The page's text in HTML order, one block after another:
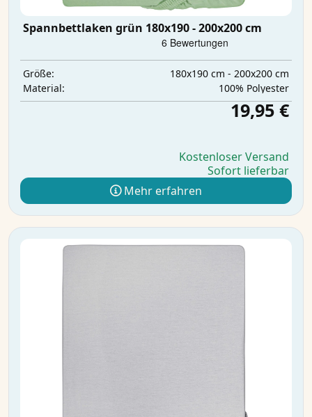
Spannbettlaken grün 180x190 - 200x200 cm
Größe:
180x190 cm - 200x200 cm
Material:
‎100% Polyester
19,95 €
Kostenloser Versand
Sofort lieferbar
Mehr erfahren